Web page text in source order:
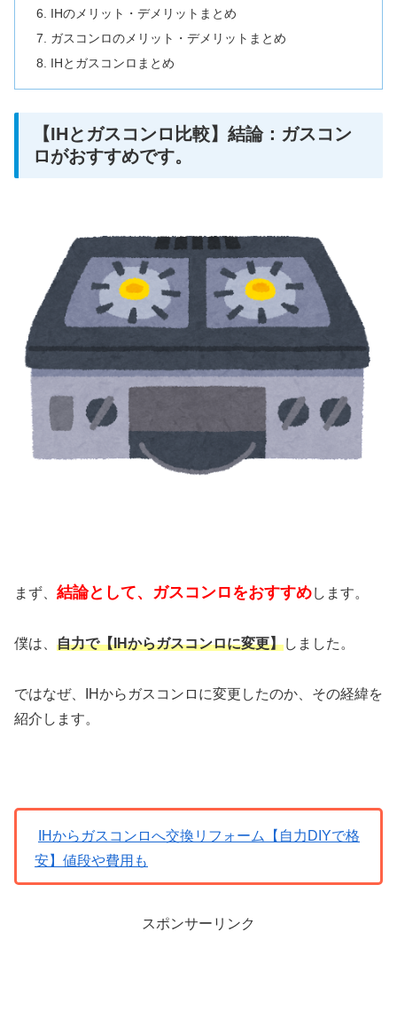
IHのメリット・デメリットまとめ
ガスコンロのメリット・デメリットまとめ
IHとガスコンロまとめ
【IHとガスコンロ比較】結論：ガスコン
ロがおすすめです。
まず、 結論として、ガスコンロをおすすめします。
僕は、 自力で【IHからガスコンロに変更】しました。
ではなぜ、IHからガスコンロに変更したのか、その経緯を
紹介します。
IHからガスコンロへ交換リフォーム【自力DIYで格
安】値段や費用も
スポンサーリンク